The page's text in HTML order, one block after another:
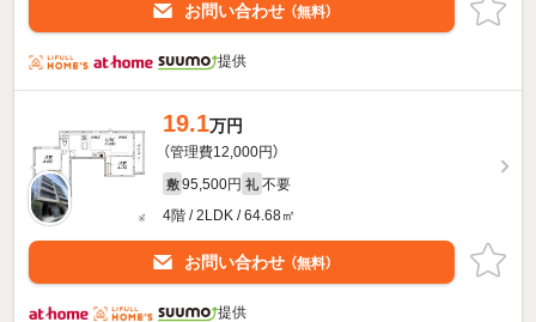
お問い合わせ （無料）
提供
19.1万円
（管理費12,000円）
敷 95,500円 礼 不要
4階 / 2LDK / 64.68㎡
お問い合わせ （無料）
提供